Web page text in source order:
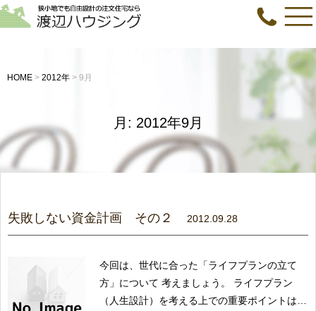
HOME > 2012年 > 9月
月: 2012年9月
失敗しない資金計画 その２ 2012.09.28
今回は、世代に合った「ライフプランの立て
方」について 考えましょう。 ライフプラン
（人生設計）を考える上での重要ポイントは、